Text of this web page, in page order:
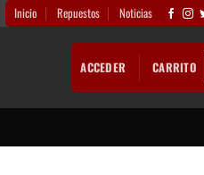
Inicio Repuestos Noticias
ACCEDER CARRITO